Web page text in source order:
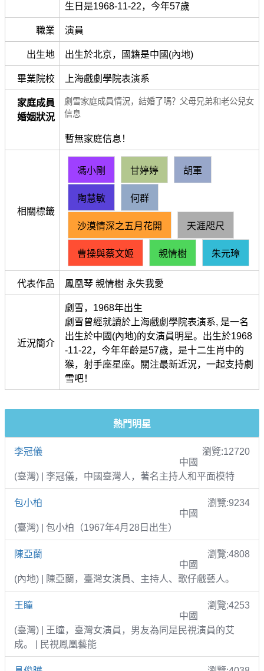
生日是1968-11-22，今年57歲
職業 演員
出生地 出生於北京，國籍是中國(內地)
畢業院校 上海戲劇學院表演系
家庭成員
婚姻狀況
劇雪家庭成員情況，結婚了嗎？父母兄弟和老公兒女
信息
暫無家庭信息！
相關標籤
馮小剛 甘婷婷 胡軍
陶慧敏 何群
沙漠情深之五月花開 天涯咫尺
曹操與蔡文姬 親情樹 朱元璋
代表作品 鳳凰琴 親情樹 永失我愛
近況簡介
劇雪，1968年出生
劇雪曾經就讀於上海戲劇學院表演系, 是一名
出生於中國(內地)的女演員明星。出生於1968
-11-22，今年年齡是57歲，是十二生肖中的
猴，射手座星座。關注最新近況，一起支持劇
雪吧！
熱門明星
李冠儀
瀏覽:12720
中國
(臺灣) | 李冠儀，中國臺灣人，著名主持人和平面模特
包小柏
瀏覽:9234
中國
(臺灣) | 包小柏（1967年4月28日出生）
陳亞蘭
瀏覽:4808
中國
(內地) | 陳亞蘭，臺灣女演員、主持人、歌仔戲藝人。
王瞳
瀏覽:4253
中國
(臺灣) | 王瞳，臺灣女演員，男友為同是民視演員的艾
成。 | 民視鳳凰藝能